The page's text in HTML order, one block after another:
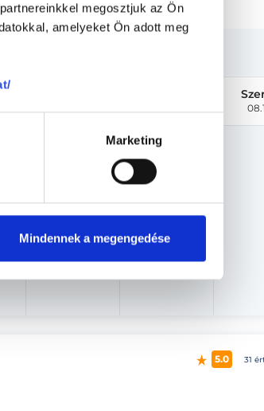
megosztjuk az Ön
amelyeket Ön adott meg
Marketing
Mindennek a megengedése
augusztus 13.
5.0 31